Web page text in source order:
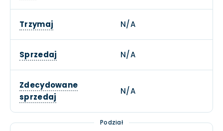
Trzymaj N/A
Sprzedaj N/A
Zdecydowane
sprzedaj
N/A
Podział